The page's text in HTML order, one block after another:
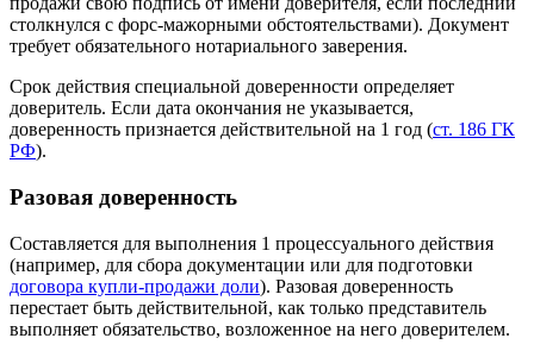
столкнулся с форс-мажорными обстоятельствами). Документ
требует обязательного нотариального заверения.
Срок действия специальной доверенности определяет
доверитель. Если дата окончания не указывается,
доверенность признается действительной на 1 год (ст. 186 ГК
РФ).
Разовая доверенность
Составляется для выполнения 1 процессуального действия
(например, для сбора документации или для подготовки
договора купли-продажи доли). Разовая доверенность
перестает быть действительной, как только представитель
выполняет обязательство, возложенное на него доверителем.